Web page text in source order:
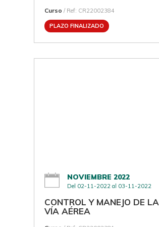
Curso / Ref: CR22002384
PLAZO FINALIZADO
NOVIEMBRE 2022
Del 02-11-2022 al 03-11-2022
CONTROL Y MANEJO DE LA
VÍA AÉREA